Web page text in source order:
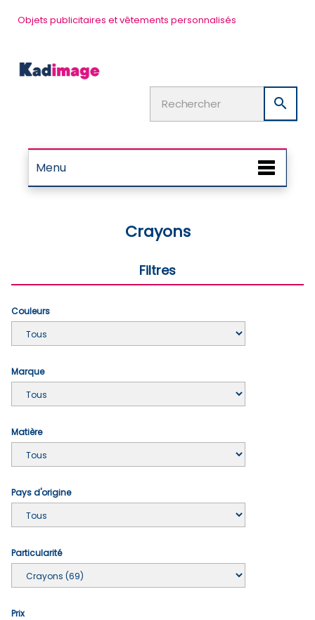
Objets publicitaires et vêtements personnalisés

Menu
Crayons
Filtres
Couleurs
Marque
Matière
Pays d'origine
Particularité
Prix